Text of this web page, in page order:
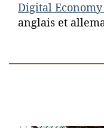
Digital
anglais et